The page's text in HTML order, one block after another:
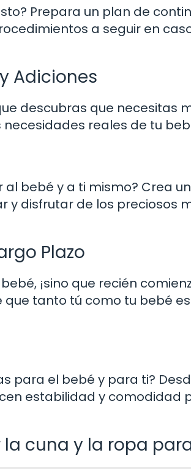
Prepara un plan de
a seguir en
Adiciones
descubras que necesitas
reales de tu
bebé y a ti mismo? Crea
disfrutar de los preciosos
Plazo
¡sino que recién
tanto tú como tu bebé
para el bebé y para ti?
estabilidad y comodidad
cuna y la ropa